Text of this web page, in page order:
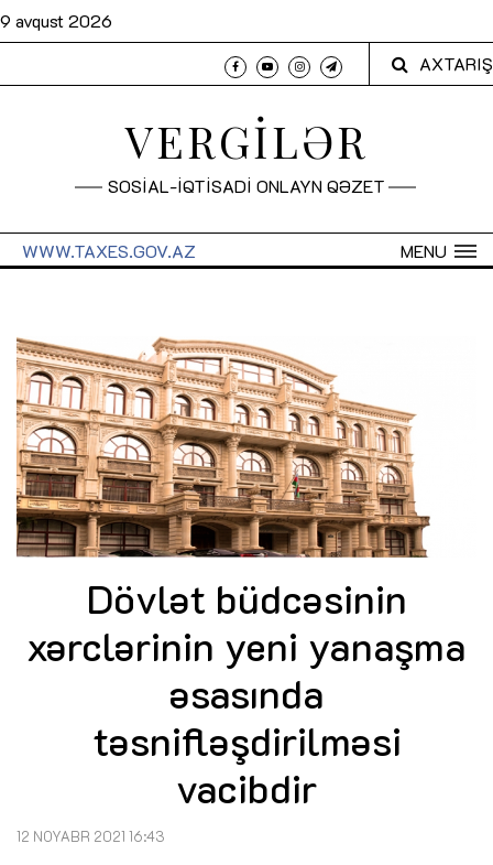
9 avqust 2026
AXTARIŞ
VERGİLƏR
SOSİAL-İQTİSADİ ONLAYN QƏZET
MENU
WWW.TAXES.GOV.AZ
Dövlət büdcəsinin
xərclərinin yeni yanaşma
əsasında
təsnifləşdirilməsi
vacibdir
12 NOYABR 2021 16:43